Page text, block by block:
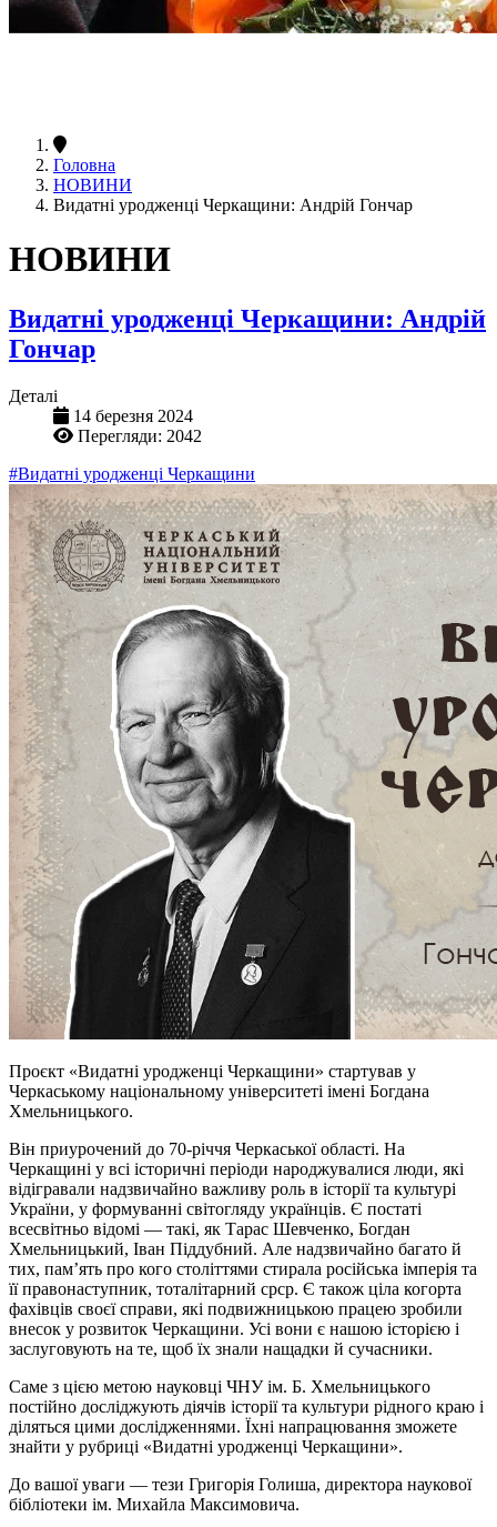
Головна
НОВИНИ
Видатні уродженці Черкащини: Андрій Гончар
НОВИНИ
Видатні уродженці Черкащини: Андрій
Гончар
Деталі
14 березня 2024
Перегляди: 2042
#Видатні уродженці Черкащини
Проєкт «Видатні уродженці Черкащини» стартував у
Черкаському національному університеті імені Богдана
Хмельницького.
Він приурочений до 70-річчя Черкаської області. На
Черкащині у всі історичні періоди народжувалися люди, які
відігравали надзвичайно важливу роль в історії та культурі
України, у формуванні світогляду українців. Є постаті
всесвітньо відомі — такі, як Тарас Шевченко, Богдан
Хмельницький, Іван Піддубний. Але надзвичайно багато й
тих, пам’ять про кого століттями стирала російська імперія та
її правонаступник, тоталітарний срср. Є також ціла когорта
фахівців своєї справи, які подвижницькою працею зробили
внесок у розвиток Черкащини. Усі вони є нашою історією і
заслуговують на те, щоб їх знали нащадки й сучасники.
Саме з цією метою науковці ЧНУ ім. Б. Хмельницького
постійно досліджують діячів історії та культури рідного краю і
діляться цими дослідженнями. Їхні напрацювання зможете
знайти у рубриці «Видатні уродженці Черкащини».
До вашої уваги — тези Григорія Голиша, директора наукової
бібліотеки ім. Михайла Максимовича.